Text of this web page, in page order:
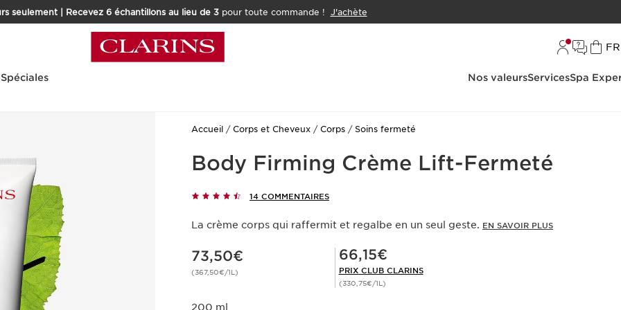
seulement | Recevez 6 échantillons au lieu de 3pour toute commande ! J'achète
FR
Nos valeursServicesSpa
Accueil Corps et Cheveux Corps Soins fermeté
Body Firming Crème Lift-Fermeté
14 COMMENTAIRES
La crème corps qui raffermit et regalbe en un seul geste. EN SAVOIR PLUS
Nouveau prix 73,50€
73,50€
(367,50€/1L)
Prix Club Clarins 66,15€
66,15€
PRIX CLUB CLARINS
(330,75€/1L)
200 ml